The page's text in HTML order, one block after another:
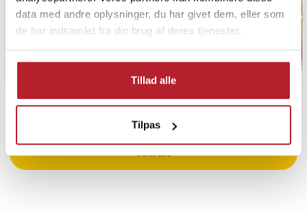
data med andre oplysninger, du har givet dem, eller som
de har indsamlet fra din brug af deres tjenester.
Tillad alle
Tilpas
PRISGARANTI
UDSALG